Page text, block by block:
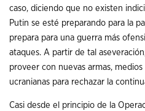
caso, diciendo que no existen
Putin se esté preparando para la
prepara para una guerra más
ataques. A partir de tal
proveer con nuevas armas,
ucranianas para rechazar la
Casi desde el principio de la